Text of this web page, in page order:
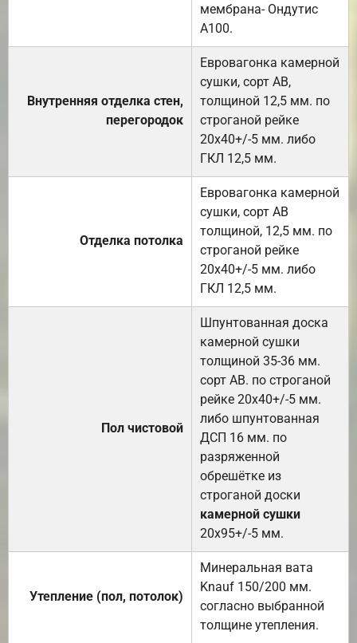
мембрана- Ондутис
А100.
Внутренняя отделка стен,
перегородок
Евровагонка камерной
сушки, сорт АВ,
толщиной 12,5 мм. по
строганой рейке
20х40+/-5 мм. либо
ГКЛ 12,5 мм.
Отделка потолка
Евровагонка камерной
сушки, сорт АВ
толщиной, 12,5 мм. по
строганой рейке
20х40+/-5 мм. либо
ГКЛ 12,5 мм.
Пол чистовой
Шпунтованная доска
камерной сушки
толщиной 35-36 мм.
сорт АВ. по строганой
рейке 20х40+/-5 мм.
либо шпунтованная
ДСП 16 мм. по
разряженной
обрешётке из
строганой доски
камерной сушки
20х95+/-5 мм.
Утепление (пол, потолок)
Минеральная вата
Knauf 150/200 мм.
согласно выбранной
толщине утепления.